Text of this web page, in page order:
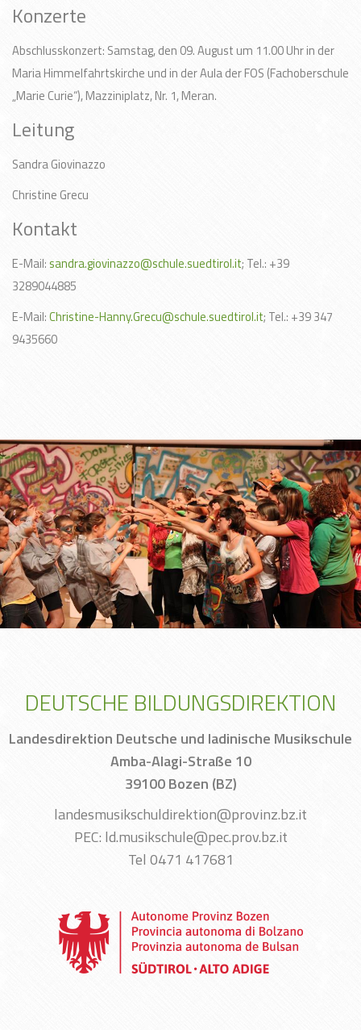
Konzerte
Abschlusskonzert: Samstag, den 09. August um 11.00 Uhr in der
Maria Himmelfahrtskirche und in der Aula der FOS (Fachoberschule
„Marie Curie“), Mazziniplatz, Nr. 1, Meran.
Leitung
Sandra Giovinazzo
Christine Grecu
Kontakt
E-Mail:sandra.giovinazzo@schule.suedtirol.it; Tel.: +39
3289044885
E-Mail:Christine-Hanny.Grecu@schule.suedtirol.it; Tel.: +39 347
9435660
DEUTSCHE BILDUNGSDIREKTION
Landesdirektion Deutsche und ladinische Musikschule
Amba-Alagi-Straße 10
39100 Bozen (BZ)
landesmusikschuldirektion@provinz.bz.it
PEC: ld.musikschule@pec.prov.bz.it
Tel 0471 417681